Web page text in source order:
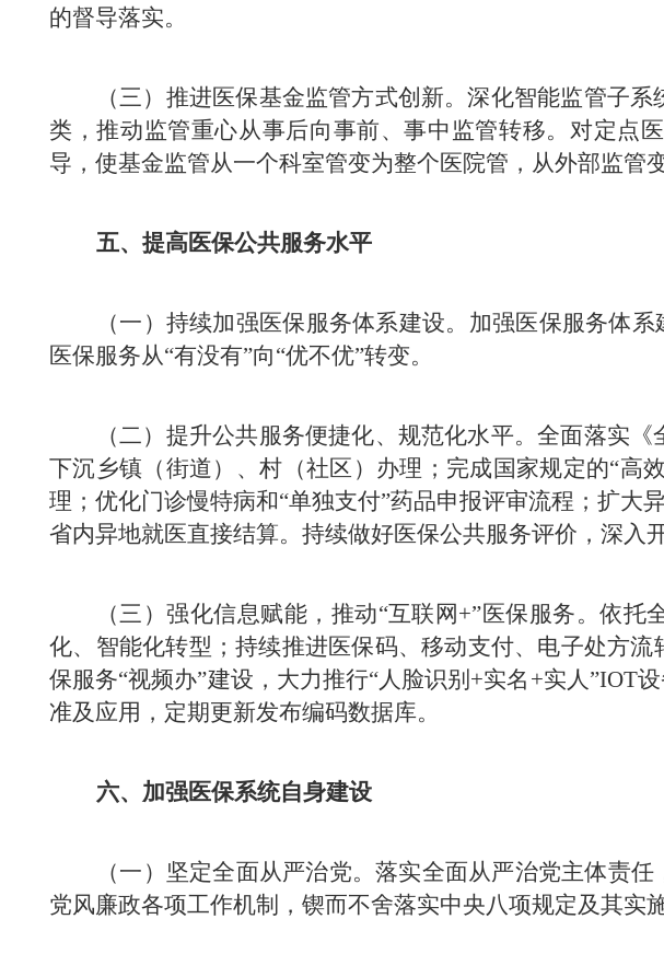
的督导落实。
（三）推进医保基金监管方式创新。深化智能监管子
类，推动监管重心从事后向事前、事中监管转移。对定点
导，使基金监管从一个科室管变为整个医院管，从外部监管
五、提高医保公共服务水平
（一）持续加强医保服务体系建设。加强医保服务体
医保服务从“有没有”向“优不优”转变。
（二）提升公共服务便捷化、规范化水平。全面落实
下沉乡镇（街道）、村（社区）办理；完成国家规定的“高
理；优化门诊慢特病和“单独支付”药品申报评审流程；扩大
省内异地就医直接结算。持续做好医保公共服务评价，深入
（三）强化信息赋能，推动“互联网+”医保服务。依托
化、智能化转型； 持续推进医保码、移动支付、电子处方
保服务“视频办”建设，大力推行“人脸识别+实名+实人”IOT
准及应用，定期更新发布编码数据库。
六、加强医保系统自身建设
（一）坚定全面从严治党。落实全面从严治党主体责
党风廉政各项工作机制，锲而不舍落实中央八项规定及其实